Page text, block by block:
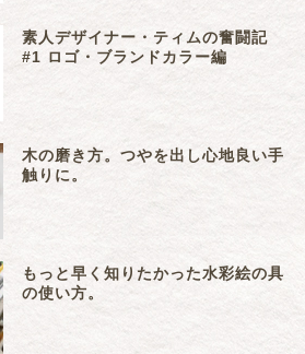
素人デザイナー・ティムの奮闘記
#1 ロゴ・ブランドカラー編
木の磨き方。つやを出し心地良い手
触りに。
もっと早く知りたかった水彩絵の具
の使い方。